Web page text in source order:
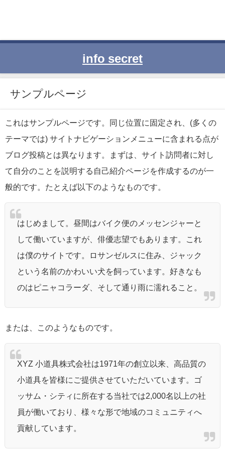
info secret
サンプルページ
これはサンプルページです。同じ位置に固定され、(多くの
テーマでは) サイトナビゲーションメニューに含まれる点が
ブログ投稿とは異なります。まずは、サイト訪問者に対し
て自分のことを説明する自己紹介ページを作成するのが一
般的です。たとえば以下のようなものです。
はじめまして。昼間はバイク便のメッセンジャーと
して働いていますが、俳優志望でもあります。これ
は僕のサイトです。ロサンゼルスに住み、ジャック
という名前のかわいい犬を飼っています。好きなも
のはピニャコラーダ、そして通り雨に濡れること。
または、このようなものです。
XYZ 小道具株式会社は1971年の創立以来、高品質の
小道具を皆様にご提供させていただいています。ゴ
ッサム・シティに所在する当社では2,000名以上の社
員が働いており、様々な形で地域のコミュニティへ
貢献しています。